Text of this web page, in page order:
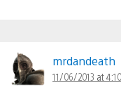
mrdandeath
11/06/2013 at